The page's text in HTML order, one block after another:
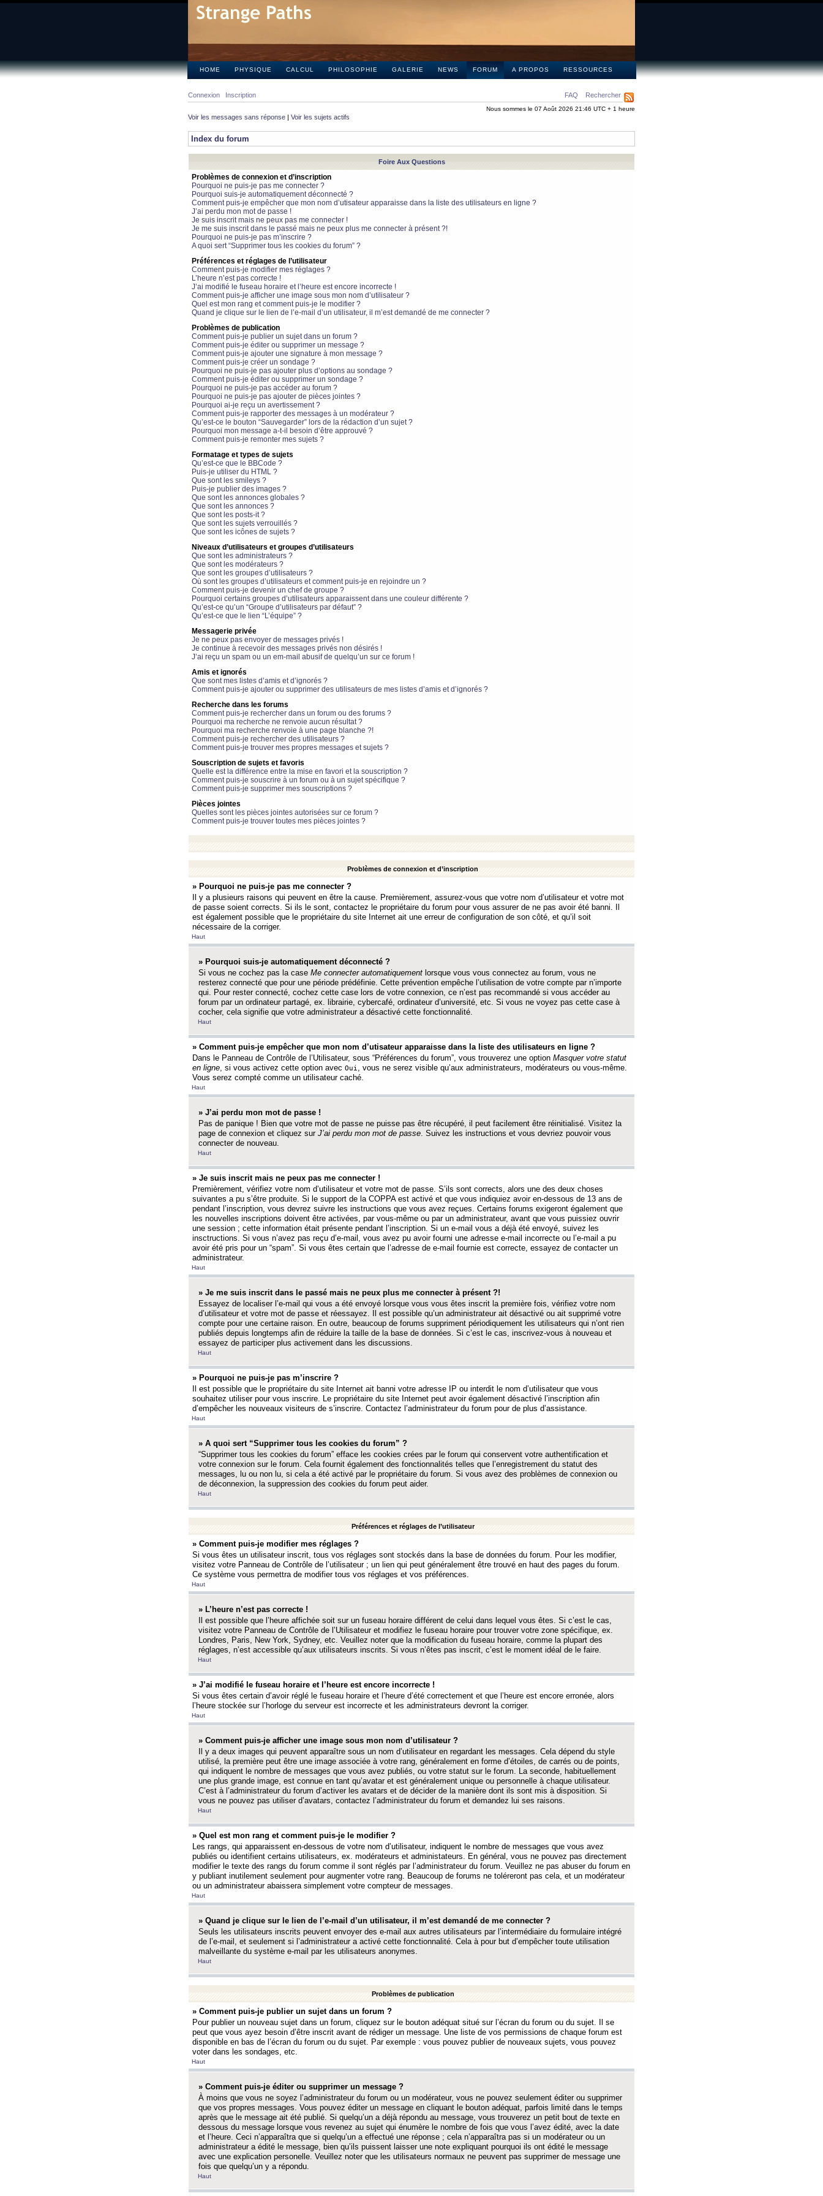
HOME PHYSIQUE CALCUL PHILOSOPHIE GALERIE NEWS FORUM A PROPOS RESSOURCES
FAQ Rechercher
Connexion Inscription
Nous sommes le 07 Août 2026 21:46 UTC + 1 heure
Voir les messages sans réponse | Voir les sujets actifs
Index du forum
Foire Aux Questions
Problèmes de connexion et d’inscription
Pourquoi ne puis-je pas me connecter ?
Pourquoi suis-je automatiquement déconnecté ?
Comment puis-je empêcher que mon nom d’utisateur apparaisse dans la liste des utilisateurs en ligne ?
J’ai perdu mon mot de passe !
Je suis inscrit mais ne peux pas me connecter !
Je me suis inscrit dans le passé mais ne peux plus me connecter à présent ?!
Pourquoi ne puis-je pas m’inscrire ?
A quoi sert “Supprimer tous les cookies du forum” ?
Préférences et réglages de l’utilisateur
Comment puis-je modifier mes réglages ?
L’heure n’est pas correcte !
J’ai modifié le fuseau horaire et l’heure est encore incorrecte !
Comment puis-je afficher une image sous mon nom d’utilisateur ?
Quel est mon rang et comment puis-je le modifier ?
Quand je clique sur le lien de l’e-mail d’un utilisateur, il m’est demandé de me connecter ?
Problèmes de publication
Comment puis-je publier un sujet dans un forum ?
Comment puis-je éditer ou supprimer un message ?
Comment puis-je ajouter une signature à mon message ?
Comment puis-je créer un sondage ?
Pourquoi ne puis-je pas ajouter plus d’options au sondage ?
Comment puis-je éditer ou supprimer un sondage ?
Pourquoi ne puis-je pas accéder au forum ?
Pourquoi ne puis-je pas ajouter de pièces jointes ?
Pourquoi ai-je reçu un avertissement ?
Comment puis-je rapporter des messages à un modérateur ?
Qu’est-ce le bouton “Sauvegarder” lors de la rédaction d’un sujet ?
Pourquoi mon message a-t-il besoin d’être approuvé ?
Comment puis-je remonter mes sujets ?
Formatage et types de sujets
Qu’est-ce que le BBCode ?
Puis-je utiliser du HTML ?
Que sont les smileys ?
Puis-je publier des images ?
Que sont les annonces globales ?
Que sont les annonces ?
Que sont les posts-it ?
Que sont les sujets verrouillés ?
Que sont les icônes de sujets ?
Niveaux d’utilisateurs et groupes d’utilisateurs
Que sont les administrateurs ?
Que sont les modérateurs ?
Que sont les groupes d’utilisateurs ?
Où sont les groupes d’utilisateurs et comment puis-je en rejoindre un ?
Comment puis-je devenir un chef de groupe ?
Pourquoi certains groupes d’utilisateurs apparaissent dans une couleur différente ?
Qu’est-ce qu’un “Groupe d’utilisateurs par défaut” ?
Qu’est-ce que le lien “L’équipe” ?
Messagerie privée
Je ne peux pas envoyer de messages privés !
Je continue à recevoir des messages privés non désirés !
J’ai reçu un spam ou un em-mail abusif de quelqu’un sur ce forum !
Amis et ignorés
Que sont mes listes d’amis et d’ignorés ?
Comment puis-je ajouter ou supprimer des utilisateurs de mes listes d’amis et d’ignorés ?
Recherche dans les forums
Comment puis-je rechercher dans un forum ou des forums ?
Pourquoi ma recherche ne renvoie aucun résultat ?
Pourquoi ma recherche renvoie à une page blanche ?!
Comment puis-je rechercher des utilisateurs ?
Comment puis-je trouver mes propres messages et sujets ?
Souscription de sujets et favoris
Quelle est la différence entre la mise en favori et la souscription ?
Comment puis-je souscrire à un forum ou à un sujet spécifique ?
Comment puis-je supprimer mes souscriptions ?
Pièces jointes
Quelles sont les pièces jointes autorisées sur ce forum ?
Comment puis-je trouver toutes mes pièces jointes ?
Problèmes de connexion et d’inscription
» Pourquoi ne puis-je pas me connecter ?
Il y a plusieurs raisons qui peuvent en être la cause. Premièrement, assurez-vous que votre nom d’utilisateur et votre mot
de passe soient corrects. Si ils le sont, contactez le propriétaire du forum pour vous assurer de ne pas avoir été banni. Il
est également possible que le propriétaire du site Internet ait une erreur de configuration de son côté, et qu’il soit
nécessaire de la corriger.
Haut
» Pourquoi suis-je automatiquement déconnecté ?
Si vous ne cochez pas la case Me connecter automatiquement lorsque vous vous connectez au forum, vous ne
resterez connecté que pour une période prédéfinie. Cette prévention empêche l’utilisation de votre compte par n’importe
qui. Pour rester connecté, cochez cette case lors de votre connexion, ce n’est pas recommandé si vous accéder au
forum par un ordinateur partagé, ex. librairie, cybercafé, ordinateur d’université, etc. Si vous ne voyez pas cette case à
cocher, cela signifie que votre administrateur a désactivé cette fonctionnalité.
Haut
» Comment puis-je empêcher que mon nom d’utisateur apparaisse dans la liste des utilisateurs en ligne ?
Dans le Panneau de Contrôle de l’Utilisateur, sous “Préférences du forum”, vous trouverez une option Masquer votre statut
en ligne, si vous activez cette option avec Oui , vous ne serez visible qu’aux administrateurs, modérateurs ou vous-même.
Vous serez compté comme un utilisateur caché.
Haut
» J’ai perdu mon mot de passe !
Pas de panique ! Bien que votre mot de passe ne puisse pas être récupéré, il peut facilement être réinitialisé. Visitez la
page de connexion et cliquez sur J’ai perdu mon mot de passe. Suivez les instructions et vous devriez pouvoir vous
connecter de nouveau.
Haut
» Je suis inscrit mais ne peux pas me connecter !
Premièrement, vérifiez votre nom d’utilisateur et votre mot de passe. S’ils sont corrects, alors une des deux choses
suivantes a pu s’être produite. Si le support de la COPPA est activé et que vous indiquiez avoir en-dessous de 13 ans de
pendant l’inscription, vous devrez suivre les instructions que vous avez reçues. Certains forums exigeront également que
les nouvelles inscriptions doivent être activées, par vous-même ou par un administrateur, avant que vous puissiez ouvrir
une session ; cette information était présente pendant l’inscription. Si un e-mail vous a déjà été envoyé, suivez les
insctructions. Si vous n’avez pas reçu d’e-mail, vous avez pu avoir fourni une adresse e-mail incorrecte ou l’e-mail a pu
avoir été pris pour un “spam”. Si vous êtes certain que l’adresse de e-mail fournie est correcte, essayez de contacter un
administrateur.
Haut
» Je me suis inscrit dans le passé mais ne peux plus me connecter à présent ?!
Essayez de localiser l’e-mail qui vous a été envoyé lorsque vous vous êtes inscrit la première fois, vérifiez votre nom
d’utilisateur et votre mot de passe et réessayez. Il est possible qu’un administrateur ait désactivé ou ait supprimé votre
compte pour une certaine raison. En outre, beaucoup de forums suppriment périodiquement les utilisateurs qui n’ont rien
publiés depuis longtemps afin de réduire la taille de la base de données. Si c’est le cas, inscrivez-vous à nouveau et
essayez de participer plus activement dans les discussions.
Haut
» Pourquoi ne puis-je pas m’inscrire ?
Il est possible que le propriétaire du site Internet ait banni votre adresse IP ou interdit le nom d’utilisateur que vous
souhaitez utiliser pour vous inscrire. Le propriétaire du site Internet peut avoir également désactivé l’inscription afin
d’empêcher les nouveaux visiteurs de s’inscrire. Contactez l’administrateur du forum pour de plus d’assistance.
Haut
» A quoi sert “Supprimer tous les cookies du forum” ?
“Supprimer tous les cookies du forum” efface les cookies crées par le forum qui conservent votre authentification et
votre connexion sur le forum. Cela fournit également des fonctionnalités telles que l’enregistrement du statut des
messages, lu ou non lu, si cela a été activé par le propriétaire du forum. Si vous avez des problèmes de connexion ou
de déconnexion, la suppression des cookies du forum peut aider.
Haut
Préférences et réglages de l’utilisateur
» Comment puis-je modifier mes réglages ?
Si vous êtes un utilisateur inscrit, tous vos réglages sont stockés dans la base de données du forum. Pour les modifier,
visitez votre Panneau de Contrôle de l’utilisateur ; un lien qui peut généralement être trouvé en haut des pages du forum.
Ce système vous permettra de modifier tous vos réglages et vos préférences.
Haut
» L’heure n’est pas correcte !
Il est possible que l’heure affichée soit sur un fuseau horaire différent de celui dans lequel vous êtes. Si c’est le cas,
visitez votre Panneau de Contrôle de l’Utilisateur et modifiez le fuseau horaire pour trouver votre zone spécifique, ex.
Londres, Paris, New York, Sydney, etc. Veuillez noter que la modification du fuseau horaire, comme la plupart des
réglages, n’est accessible qu’aux utilisateurs inscrits. Si vous n’êtes pas inscrit, c’est le moment idéal de le faire.
Haut
» J’ai modifié le fuseau horaire et l’heure est encore incorrecte !
Si vous êtes certain d’avoir réglé le fuseau horaire et l’heure d’été correctement et que l’heure est encore erronée, alors
l’heure stockée sur l’horloge du serveur est incorrecte et les administrateurs devront la corriger.
Haut
» Comment puis-je afficher une image sous mon nom d’utilisateur ?
Il y a deux images qui peuvent apparaître sous un nom d’utilisateur en regardant les messages. Cela dépend du style
utilisé, la première peut être une image associée à votre rang, généralement en forme d’étoiles, de carrés ou de points,
qui indiquent le nombre de messages que vous avez publiés, ou votre statut sur le forum. La seconde, habituellement
une plus grande image, est connue en tant qu’avatar et est généralement unique ou personnelle à chaque utilisateur.
C’est à l’administrateur du forum d’activer les avatars et de décider de la manière dont ils sont mis à disposition. Si
vous ne pouvez pas utiliser d’avatars, contactez l’administrateur du forum et demandez lui ses raisons.
Haut
» Quel est mon rang et comment puis-je le modifier ?
Les rangs, qui apparaissent en-dessous de votre nom d’utilisateur, indiquent le nombre de messages que vous avez
publiés ou identifient certains utilisateurs, ex. modérateurs et administateurs. En général, vous ne pouvez pas directement
modifier le texte des rangs du forum comme il sont réglés par l’administrateur du forum. Veuillez ne pas abuser du forum en
y publiant inutilement seulement pour augmenter votre rang. Beaucoup de forums ne toléreront pas cela, et un modérateur
ou un administrateur abaissera simplement votre compteur de messages.
Haut
» Quand je clique sur le lien de l’e-mail d’un utilisateur, il m’est demandé de me connecter ?
Seuls les utilisateurs inscrits peuvent envoyer des e-mail aux autres utilisateurs par l’intermédiaire du formulaire intégré
de l’e-mail, et seulement si l’administrateur a activé cette fonctionnalité. Cela à pour but d’empêcher toute utilisation
malveillante du système e-mail par les utilisateurs anonymes.
Haut
Problèmes de publication
» Comment puis-je publier un sujet dans un forum ?
Pour publier un nouveau sujet dans un forum, cliquez sur le bouton adéquat situé sur l’écran du forum ou du sujet. Il se
peut que vous ayez besoin d’être inscrit avant de rédiger un message. Une liste de vos permissions de chaque forum est
disponible en bas de l’écran du forum ou du sujet. Par exemple : vous pouvez publier de nouveaux sujets, vous pouvez
voter dans les sondages, etc.
Haut
» Comment puis-je éditer ou supprimer un message ?
À moins que vous ne soyez l’administrateur du forum ou un modérateur, vous ne pouvez seulement éditer ou supprimer
que vos propres messages. Vous pouvez éditer un message en cliquant le bouton adéquat, parfois limité dans le temps
après que le message ait été publié. Si quelqu’un a déjà répondu au message, vous trouverez un petit bout de texte en
dessous du message lorsque vous revenez au sujet qui énumère le nombre de fois que vous l’avez édité, avec la date
et l’heure. Ceci n’apparaîtra que si quelqu’un a effectué une réponse ; cela n’apparaîtra pas si un modérateur ou un
administrateur a édité le message, bien qu’ils puissent laisser une note expliquant pourquoi ils ont édité le message
avec une explication personelle. Veuillez noter que les utilisateurs normaux ne peuvent pas supprimer de message une
fois que quelqu’un y a répondu.
Haut